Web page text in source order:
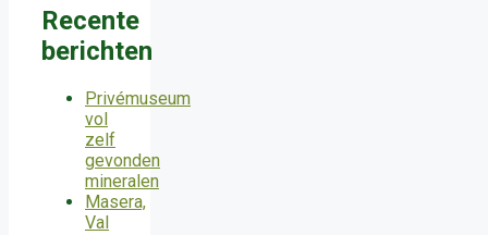
Recente
berichten
Privémuseum
vol
zelf
gevonden
mineralen
Masera,
Val